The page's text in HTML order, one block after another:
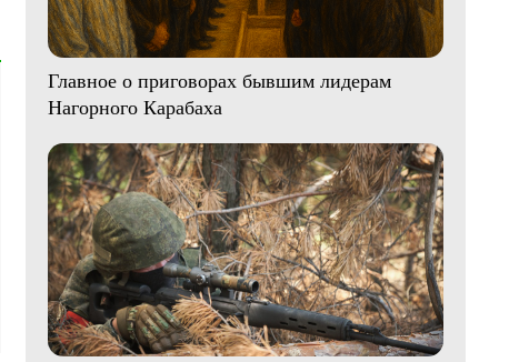
Главное о приговорах бывшим лидерам
Нагорного Карабаха